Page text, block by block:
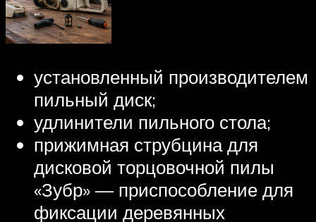
установленный производителем
пильный диск;
удлинители пильного стола;
прижимная струбцина для
дисковой торцовочной пилы
«Зубр» — приспособление для
фиксации деревянных